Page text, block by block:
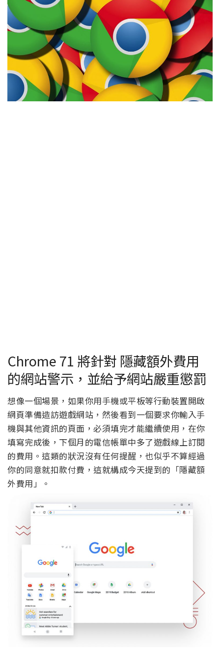
Chrome 71 將針對 隱藏額外費用
的網站警示，並給予網站嚴重懲罰
想像一個場景，如果你用手機或平板等行動裝置開啟
網頁準備造訪遊戲網站，然後看到一個要求你輸入手
機與其他資訊的頁面，必須填完才能繼續使用，在你
填寫完成後，下個月的電信帳單中多了遊戲線上訂閱
的費用。這類的狀況沒有任何提醒，也似乎不算經過
你的同意就扣款付費，這就構成今天提到的「隱藏額
外費用」。